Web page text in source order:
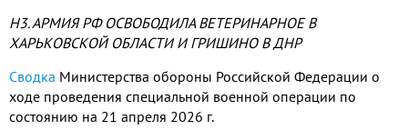
Н3. АРМИЯ РФ ОСВОБОДИЛА ВЕТЕРИНАРНОЕ В
ХАРЬКОВСКОЙ ОБЛАСТИ И ГРИШИНО В ДНР
Сводка Министерства обороны Российской Федерации о
ходе проведения специальной военной операции по
состоянию на 21 апреля 2026 г.